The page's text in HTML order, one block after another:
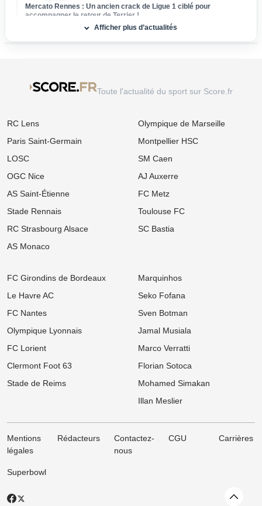
Mercato Rennes : Un ancien crack de Ligue 1 ciblé pour
accompagner le retour de Terrier !
Mercato Lens : Ivanovic dit oui au RCL, la Lazio snobée au dernier
moment !
OM - Bilbao : Pourquoi aucun maillot ou drapeau visiteur ne sera
Mercato OM : De retour de prêt, Amine Harit fixe sa priorité
absolue pour son avenir
08/08 Ligue 1
les Bleus au Mondial
08/08 Ligue 1
OM : « Pas l'idéal », le message très cash de Bruno Genesio aux
OM : Medhi Benatia vide son sac et dénonce un gouffre financier
caché à l'Olympique de Marseille
08/08 Ligue 2
grosse vente en vue pour les Verts !
08/08 Ligue 1
Mercato Lens : Un attaquant de Benfica dans le viseur, la Lazio
prend de vitesse les Sang et Or
Mercato : L'OM passe à l'attaque pour s'offrir une sensation
Afficher plus d’actualités
Toute l'actualité du sport sur Score.fr
RC Lens
Paris Saint-Germain
LOSC
OGC Nice
AS Saint-Étienne
Stade Rennais
RC Strasbourg Alsace
AS Monaco
Olympique de Marseille
Montpellier HSC
SM Caen
AJ Auxerre
FC Metz
Toulouse FC
SC Bastia
FC Girondins de Bordeaux
Le Havre AC
FC Nantes
Olympique Lyonnais
FC Lorient
Clermont Foot 63
Stade de Reims
Marquinhos
Seko Fofana
Sven Botman
Jamal Musiala
Marco Verratti
Florian Sotoca
Mohamed Simakan
Illan Meslier
Mentions
légales
Rédacteurs
Contactez-
nous
CGU Carrières
Superbowl